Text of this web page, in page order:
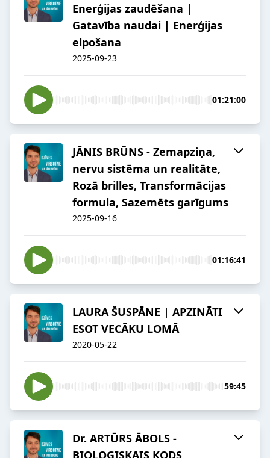
Enerģijas zaudēšana |
Gatavība naudai | Enerģijas
elpošana
2025-09-23
01:21:00
JĀNIS BRŪNS - Zemapziņa,
nervu sistēma un realitāte,
Rozā brilles, Transformācijas
formula, Sazemēts garīgums
2025-09-16
01:16:41
LAURA ŠUSPĀNE | APZINĀTI
ESOT VECĀKU LOMĀ
2020-05-22
59:45
Dr. ARTŪRS ĀBOLS -
BIOLOĢISKAIS KODS